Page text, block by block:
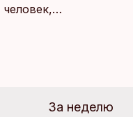
все чаще ждут не
За неделю